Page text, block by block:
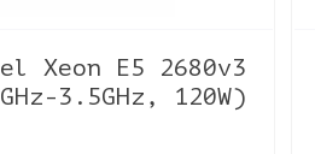
Xeon E5 2680v3
3.5GHz, 120W)